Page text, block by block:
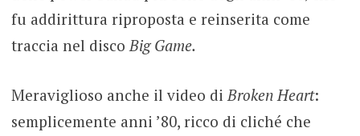
fu addirittura riproposta e reinserita come
traccia nel discoBig Game.
Meraviglioso anche il video di Broken Heart:
semplicemente anni ’80, ricco di cliché che